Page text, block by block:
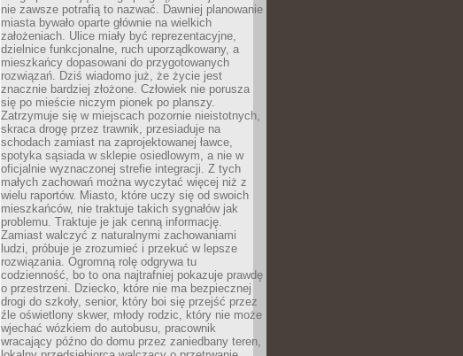
nie zawsze potrafią to nazwać. Dawniej planowanie
miasta bywało oparte głównie na wielkich
założeniach. Ulice miały być reprezentacyjne,
dzielnice funkcjonalne, ruch uporządkowany, a
mieszkańcy dopasowani do przygotowanych
rozwiązań. Dziś wiadomo już, że życie jest
znacznie bardziej złożone. Człowiek nie porusza
się po mieście niczym pionek po planszy.
Zatrzymuje się w miejscach pozornie nieistotnych,
skraca drogę przez trawnik, przesiaduje na
schodach zamiast na zaprojektowanej ławce,
spotyka sąsiada w sklepie osiedlowym, a nie w
oficjalnie wyznaczonej strefie integracji. Z tych
małych zachowań można wyczytać więcej niż z
wielu raportów. Miasto, które uczy się od swoich
mieszkańców, nie traktuje takich sygnałów jak
problemu. Traktuje je jak cenną informację.
Zamiast walczyć z naturalnymi zachowaniami
ludzi, próbuje je zrozumieć i przekuć w lepsze
rozwiązania. Ogromną rolę odgrywa tu
codzienność, bo to ona najtrafniej pokazuje prawdę
o przestrzeni. Dziecko, które nie ma bezpiecznej
drogi do szkoły, senior, który boi się przejść przez
źle oświetlony skwer, młody rodzic, który nie może
wjechać wózkiem do autobusu, pracownik
wracający późno do domu przez zaniedbany teren,